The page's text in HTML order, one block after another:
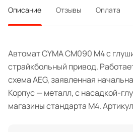
Описание Отзывы Оплата
Автомат CYMA CM090 M4 с
страйкбольный привод.
схема AEG, заявленная
Корпус — металл, с насадкой-
магазины стандарта M4.